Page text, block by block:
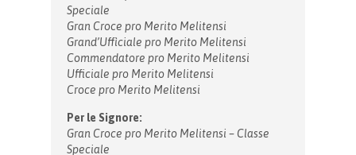
Speciale
Gran Croce pro Merito Melitensi
Grand’Uffìciale pro Merito Melitensi
Commendatore pro Merito Melitensi
Ufficiale pro Merito Melitensi
Croce pro Merito Melitensi
Per le Signore:
Gran Croce pro Merito Melitensi – Classe
Speciale